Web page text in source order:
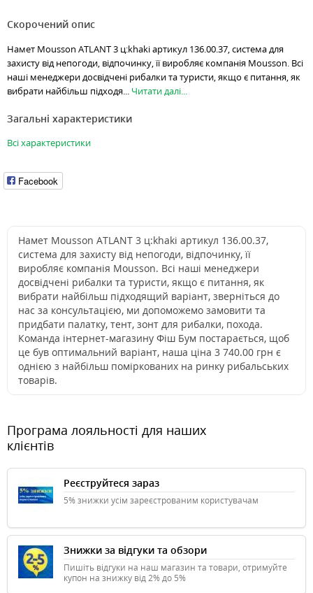
Скорочений опис
Намет Mousson ATLANT 3 ц:khaki артикул 136.00.37, система для
захисту від непогоди, відпочинку, її виробляє компанія Mousson. Всі
наші менеджери досвідчені рибалки та туристи, якщо є питання, як
вибрати найбільш підходя... Читати далі...
Загальні характеристики
Всі характеристики
Facebook
Намет Mousson ATLANT 3 ц:khaki артикул 136.00.37,
система для захисту від непогоди, відпочинку, її
виробляє компанія Mousson. Всі наші менеджери
досвідчені рибалки та туристи, якщо є питання, як
вибрати найбільш підходящий варіант, зверніться до
нас за консультацією, ми допоможемо замовити та
придбати палатку, тент, зонт для рибалки, похода.
Команда інтернет-магазину Фіш Бум постарається, щоб
це був оптимальний варіант, наша ціна 3 740.00 грн є
однією з найбільш поміркованих на ринку рибальських
товарів.
Програма лояльності для наших
клієнтів
Реєструйтеся зараз
5% знижки усім зареєстрованим користувачам
Знижки за відгуки та обзори
Пишіть відгуки на наш магазин та товари, отримуйте
купон на знижку від 2% до 5%